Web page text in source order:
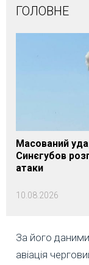
ГОЛОВНЕ
Масований
Синєгубов
атаки
10.08.2026
За його
авіація